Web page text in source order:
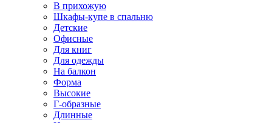
В прихожую
Шкафы-купе в спальню
Детские
Офисные
Для книг
Для одежды
На балкон
Форма
Высокие
Г-образные
Длинные